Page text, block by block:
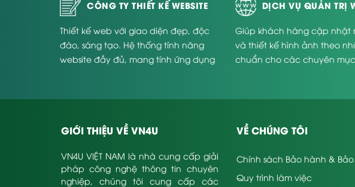
CÔNG TY THIẾT KẾ WEBSITE
Thiết kế web với giao diện đẹp, độc
đáo, sáng tạo. Hệ thống tính năng
website đầy đủ, mang tính ứng dụng
DỊCH VỤ QUẢN TRỊ
Giúp khách hàng cập nhật
và thiết kế hình ảnh theo
chuẩn cho các chuyên
GIỚI THIỆU VỀ VN4U
VN4U VIỆT NAM là nhà cung cấp giải
pháp công nghệ thông tin chuyên
nghiệp, chúng tôi cung cấp các
VỀ CHÚNG TÔI
Chính sách Bảo hành & Bảo
Quy trình làm việc